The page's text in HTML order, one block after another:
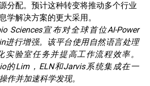
分配。预计这种转变将推动多个行业
学解决方案的更大采用。
Sciences宣布对全球首位AI-Power
进行增强。该平台使用自然语言处理
实验室任务并提高工作流程效率。
的Lim，ELN和Jarvis系统集成在一
作并加速科学发现。